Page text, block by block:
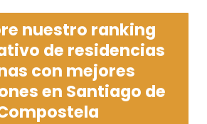
nuestro ranking
de residencias
con mejores
en Santiago de